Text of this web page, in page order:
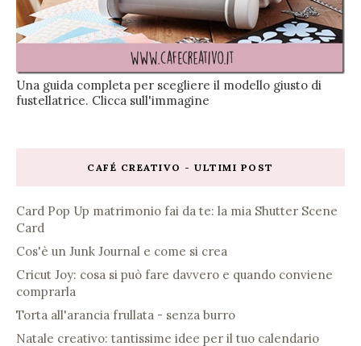
Una guida completa per scegliere il modello giusto di
fustellatrice. Clicca sull'immagine
CAFÉ CREATIVO - ULTIMI POST
Card Pop Up matrimonio fai da te: la mia Shutter Scene
Card
Cos'è un Junk Journal e come si crea
Cricut Joy: cosa si può fare davvero e quando conviene
comprarla
Torta all'arancia frullata - senza burro
Natale creativo: tantissime idee per il tuo calendario